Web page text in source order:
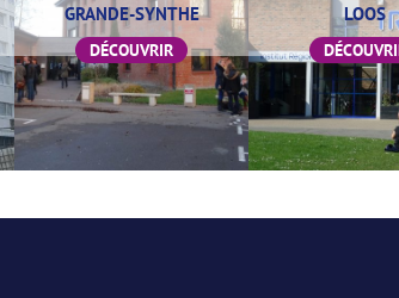
GRANDE-SYNTHE
DÉCOUVRIR
LOOS